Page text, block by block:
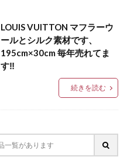
LOUIS VUITTON マフラーウ
ールとシルク素材です、
195cm×30cm 毎年売れてま
す‼️
続きを読む